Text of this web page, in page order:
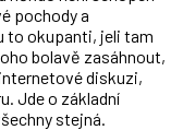
pochody a
to okupanti, jeli tam
bolavě zasáhnout,
diskuzi,
Jde o základní
stejná.